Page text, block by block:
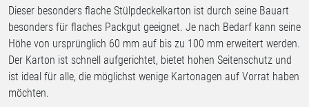
Dieser besonders flache Stülpdeckelkarton ist durch seine Bauart
besonders für flaches Packgut geeignet. Je nach Bedarf kann seine
Höhe von ursprünglich 60 mm auf bis zu 100 mm erweitert werden.
Der Karton ist schnell aufgerichtet, bietet hohen Seitenschutz und
ist ideal für alle, die möglichst wenige Kartonagen auf Vorrat haben
möchten.